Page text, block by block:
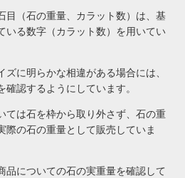
目（石の重量、カラット数）は、基
いる数字（カラット数）を用いてい
に明らかな相違がある場合には、
認するようにしています。
ては石を枠から取り外さず、石の重
際の石の重量として販売していま
品についての石の実重量を確認して